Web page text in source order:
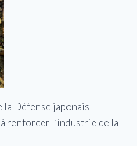
Défense japonais
renforcer l’industrie de la